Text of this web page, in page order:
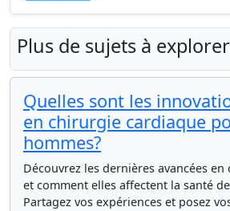
Plus de sujets à explorer
Quelles sont les
en chirurgie cardiaque
hommes?
Découvrez les dernières avancées
et comment elles affectent la santé
Partagez vos expériences et posez